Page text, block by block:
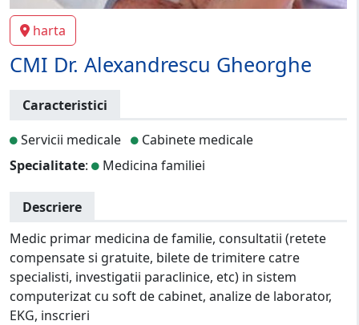
harta
CMI Dr. Alexandrescu Gheorghe
Caracteristici
Servicii medicale
Cabinete medicale
Specialitate: Medicina familiei
Descriere
Medic primar medicina de familie, consultatii (retete
compensate si gratuite, bilete de trimitere catre
specialisti, investigatii paraclinice, etc) in sistem
computerizat cu soft de cabinet, analize de laborator,
EKG, inscrieri